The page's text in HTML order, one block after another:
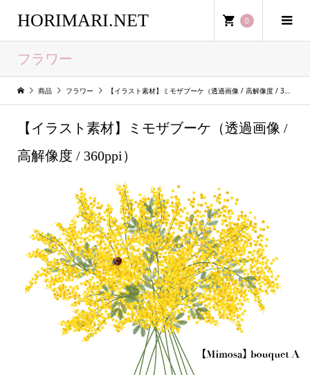
HORIMARI.NET 0
フラワー
商品 フラワー 【イラスト素材】ミモザブーケ（透過画像 / 高解像度 / 360ppi）
【イラスト素材】ミモザブーケ（透過画像 /
高解像度 / 360ppi）